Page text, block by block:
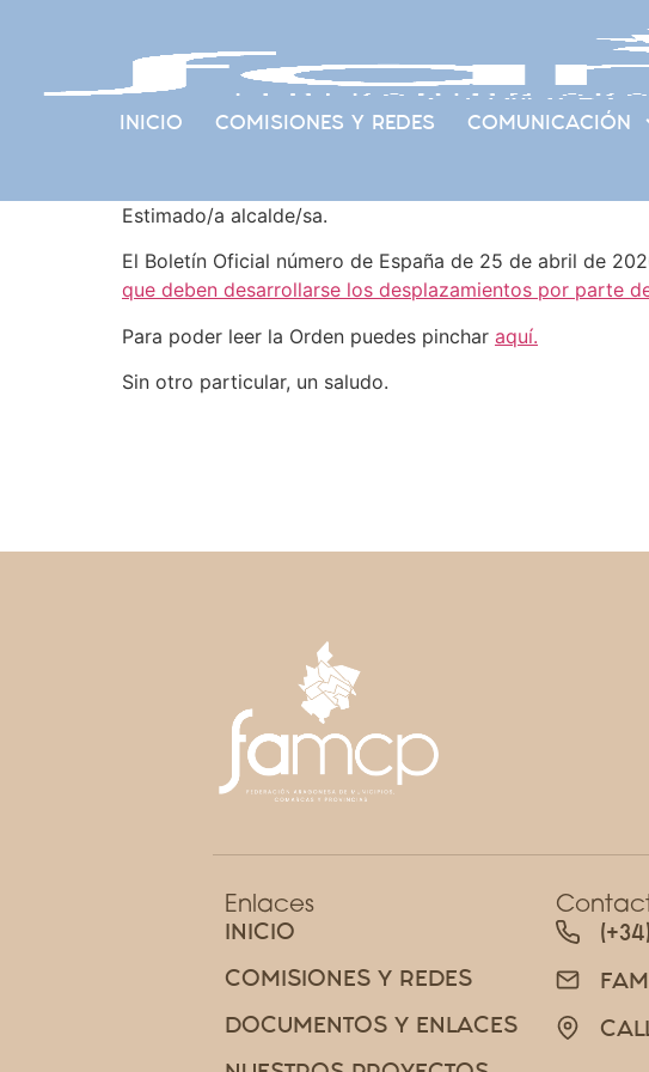
INICIO COMISIONES Y REDES COMUNICACIÓN
Estimado/a alcalde/sa.
El Boletín Oficial número de España de 25 de abril de
que deben desarrollarse los desplazamientos por parte
Para poder leer la Orden puedes pinchar aquí.
Sin otro particular, un saludo.
Enlaces
INICIO
COMISIONES Y REDES
DOCUMENTOS Y ENLACES